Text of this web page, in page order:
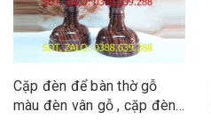
Cặp đèn để bàn thờ gỗ
màu đèn vân gỗ , cặp đèn